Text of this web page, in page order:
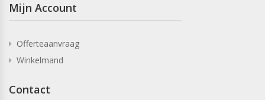
Mijn Account
Offerteaanvraag
Winkelmand
Contact